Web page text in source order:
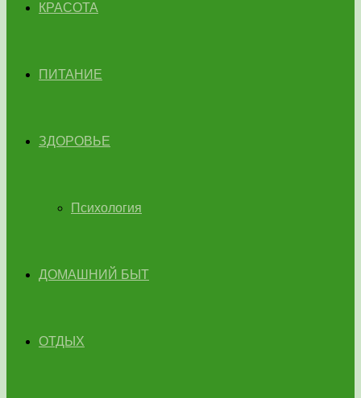
КРАСОТА
ПИТАНИЕ
ЗДОРОВЬЕ
Психология
ДОМАШНИЙ БЫТ
ОТДЫХ